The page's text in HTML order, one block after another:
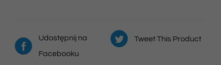
Udostępnij na
Facebooku
Tweet This Product